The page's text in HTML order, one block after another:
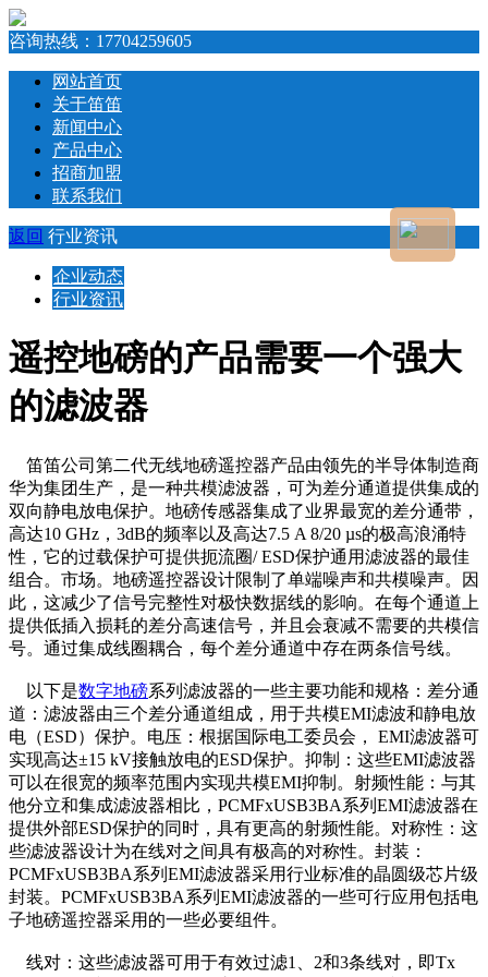
咨询热线： 17704259605
网站首页
关于笛笛
新闻中心
产品中心
招商加盟
联系我们
返回 行业资讯
企业动态
行业资讯
遥控地磅的产品需要一个强大
的滤波器
笛笛公司第二代无线地磅遥控器产品由领先的半导体制造商
华为集团生产，是一种共模滤波器，可为差分通道提供集成的
双向静电放电保护。地磅传感器集成了业界最宽的差分通带，
高达10 GHz，3dB的频率以及高达7.5 A 8/20 µs的极高浪涌特
性，它的过载保护可提供扼流圈/ ESD保护通用滤波器的最佳
组合。市场。地磅遥控器设计限制了单端噪声和共模噪声。因
此，这减少了信号完整性对极快数据线的影响。在每个通道上
提供低插入损耗的差分高速信号，并且会衰减不需要的共模信
号。通过集成线圈耦合，每个差分通道中存在两条信号线。
以下是数字地磅系列滤波器的一些主要功能和规格：差分通
道：滤波器由三个差分通道组成，用于共模EMI滤波和静电放
电（ESD）保护。电压：根据国际电工委员会， EMI滤波器可
实现高达±15 kV接触放电的ESD保护。抑制：这些EMI滤波器
可以在很宽的频率范围内实现共模EMI抑制。射频性能：与其
他分立和集成滤波器相比，PCMFxUSB3BA系列EMI滤波器在
提供外部ESD保护的同时，具有更高的射频性能。对称性：这
些滤波器设计为在线对之间具有极高的对称性。封装：
PCMFxUSB3BA系列EMI滤波器采用行业标准的晶圆级芯片级
封装。PCMFxUSB3BA系列EMI滤波器的一些可行应用包括电
子地磅遥控器采用的一些必要组件。
线对：这些滤波器可用于有效过滤1、2和3条线对，即Tx